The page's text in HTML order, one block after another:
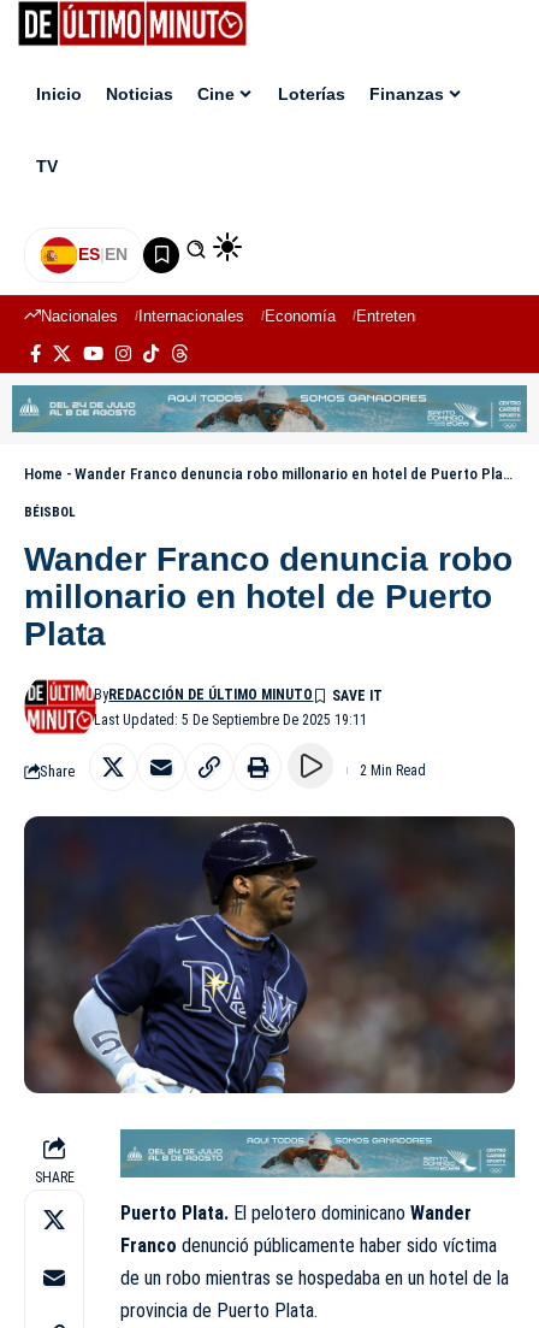
Inicio Noticias Cine Loterías Finanzas
TV
ES|EN
Nacionales Internacionales Economía Entretenimiento
Home - Wander Franco denuncia robo millonario en hotel de Puerto Plata
BÉISBOL
Wander Franco denuncia robo
millonario en hotel de Puerto
Plata
Last Updated: 5 De Septiembre De 2025 19:11
ByREDACCIÓN DE ÚLTIMO MINUTO
Share 2 Min Read
SHARE
Puerto Plata. El pelotero dominicano Wander
Franco denunció públicamente haber sido víctima
de un robo mientras se hospedaba en un hotel de la
provincia de Puerto Plata.